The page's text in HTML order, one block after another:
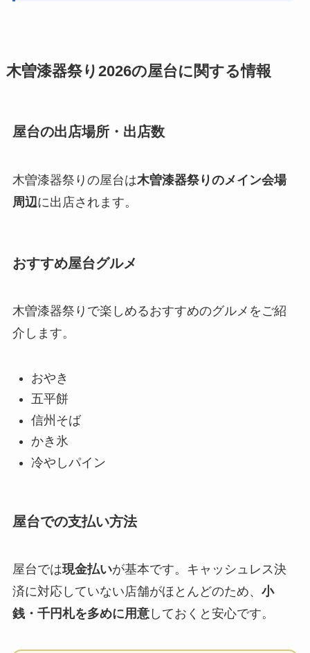
木曽漆器祭り2026の屋台に関する情報
屋台の出店場所・出店数
木曽漆器祭りの屋台は木曽漆器祭りのメイン会場
周辺に出店されます。
おすすめ屋台グルメ
木曽漆器祭りで楽しめるおすすめのグルメをご紹
介します。
おやき
五平餅
信州そば
かき氷
冷やしパイン
屋台での支払い方法
屋台では現金払いが基本です。キャッシュレス決
済に対応していない店舗がほとんどのため、 小
銭・千円札を多めに用意しておくと安心です。